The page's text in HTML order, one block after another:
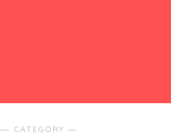
― CATEGORY ―